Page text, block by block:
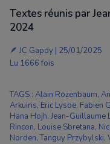
Textes réunis par
2024
🪶 JC Gapdy | 25/01/2025
Lu 1666 fois
TAGS : Alain Rozenbaum,
Arkuiris, Eric Lysoe, Fabien
Hana Hojh, Jean-Guillaume
Rincon, Louise Sbretana,
Norden,Tanguy Przybylski,